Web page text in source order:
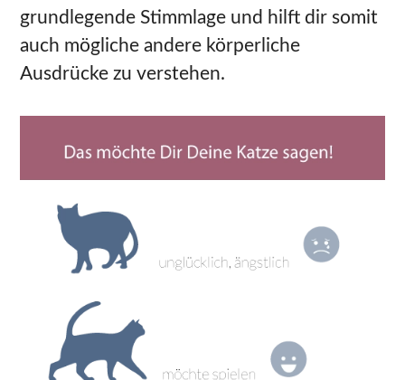
grundlegende Stimmlage und hilft dir somit
auch mögliche andere körperliche
Ausdrücke zu verstehen.